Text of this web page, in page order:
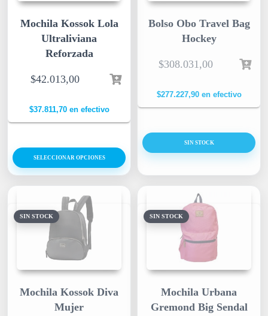
Bolso Obo Travel Bag
Hockey
$308.031,00
$277.227,90en efectivo
SIN STOCK
Mochila Kossok Lola
Ultraliviana
Reforzada
$42.013,00
$37.811,70en efectivo
SELECCIONAR OPCIONES
SIN STOCK
Mochila Kossok Diva
Mujer
SIN STOCK
Mochila Urbana
Gremond Big Sendal